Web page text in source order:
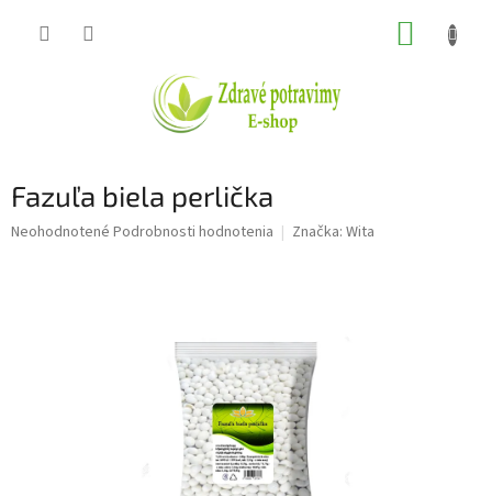
Fazuľa biela perlička
Priemerné
Neohodnotené Podrobnosti hodnotenia Značka: Wita